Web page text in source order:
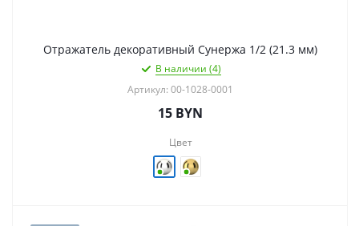
Отражатель декоративный Сунержа 1/2 (21.3 мм)
В наличии (4)
Артикул: 00-1028-0001
15 BYN
Цвет